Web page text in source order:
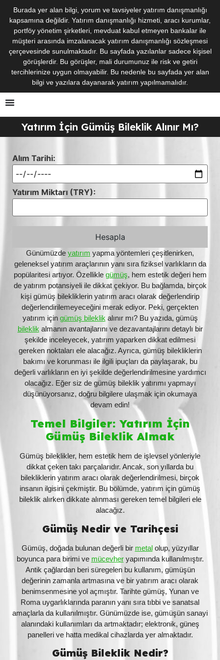
Burada yer alan bilgi, yorum ve tavsiyeler yatırım danışmanlığı
kapsamına değildir. Yatırım danışmanlığı hizmeti, aracı kurumlar,
portföy yönetim şirketleri, mevduat kabul etmeyen bankalar ile
müşteri arasında imzalanacak yatırım danışmanlığı sözleşmesi
çerçevesinde sunulmaktadır. Bu sayfada yazılanlar sadece kişisel
görüşlerdir. Bu görüşler, mali durumunuz ile risk ve getiri
tercihlerinize uygun olmayabilir. Bu nedenle bu sayfada yer alan
bilgi ve yazılara dayanarak yatırım yapılmamalıdır.
Yatırım İçin Gümüş Bileklik Alınır Mı?
Alım Tarihi:
Yatırım Miktarı (TRY):
Günümüzde yatırım yapma yöntemleri çeşitlenirken,
geleneksel yatırım araçlarının yanı sıra fiziksel varlıkların da
popülaritesi artıyor. Özellikle gümüş, hem estetik değeri hem
de yatırım potansiyeli ile dikkat çekiyor. Bu bağlamda, birçok
kişi gümüş bilekliklerin yatırım aracı olarak değerlendirip
değerlendirilemeyeceğini merak ediyor. Peki, gerçekten
yatırım için gümüş bileklik alınır mı? Bu yazıda, gümüş
bileklik almanın avantajlarını ve dezavantajlarını detaylı bir
şekilde inceleyecek, yatırım yaparken dikkat edilmesi
gereken noktaları ele alacağız. Ayrıca, gümüş bilekliklerin
bakımı ve korunması ile ilgili ipuçları da paylaşarak, bu
değerli varlıkların en iyi şekilde değerlendirilmesine yardımcı
olacağız. Eğer siz de gümüş bileklik yatırımı yapmayı
düşünüyorsanız, doğru bilgilere ulaşmak için okumaya
devam edin!
Temel Bilgiler: Yatırım İçin
Gümüş Bileklik Almak
Gümüş bileklikler, hem estetik hem de işlevsel yönleriyle
dikkat çeken takı parçalarıdır. Ancak, son yıllarda bu
bilekliklerin yatırım aracı olarak değerlendirilmesi, birçok
insanın ilgisini çekmiştir. Bu bölümde, yatırım için gümüş
bileklik alırken dikkate alınması gereken temel bilgileri ele
alacağız.
Gümüş Nedir ve Tarihçesi
Gümüş, doğada bulunan değerli bir metalolup, yüzyıllar
boyunca para birimi ve mücevheryapımında kullanılmıştır.
Antik çağlardan beri süregelen bu kullanım, gümüşün
değerinin zamanla artmasına ve bir yatırım aracı olarak
benimsenmesine yol açmıştır. Tarihte gümüş, Yunan ve
Roma uygarlıklarında paranın yanı sıra tıbbi ve sanatsal
amaçlarla da kullanılmıştır. Günümüzde ise, gümüşün sanayi
alanındaki kullanımları da artmaktadır; elektronik, güneş
panelleri ve hatta medikal cihazlarda yer almaktadır.
Gümüş Bileklik Nedir?